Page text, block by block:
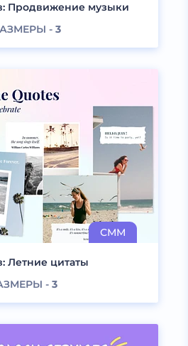
Продвижение музыки
- 3
Летние цитаты
- 3